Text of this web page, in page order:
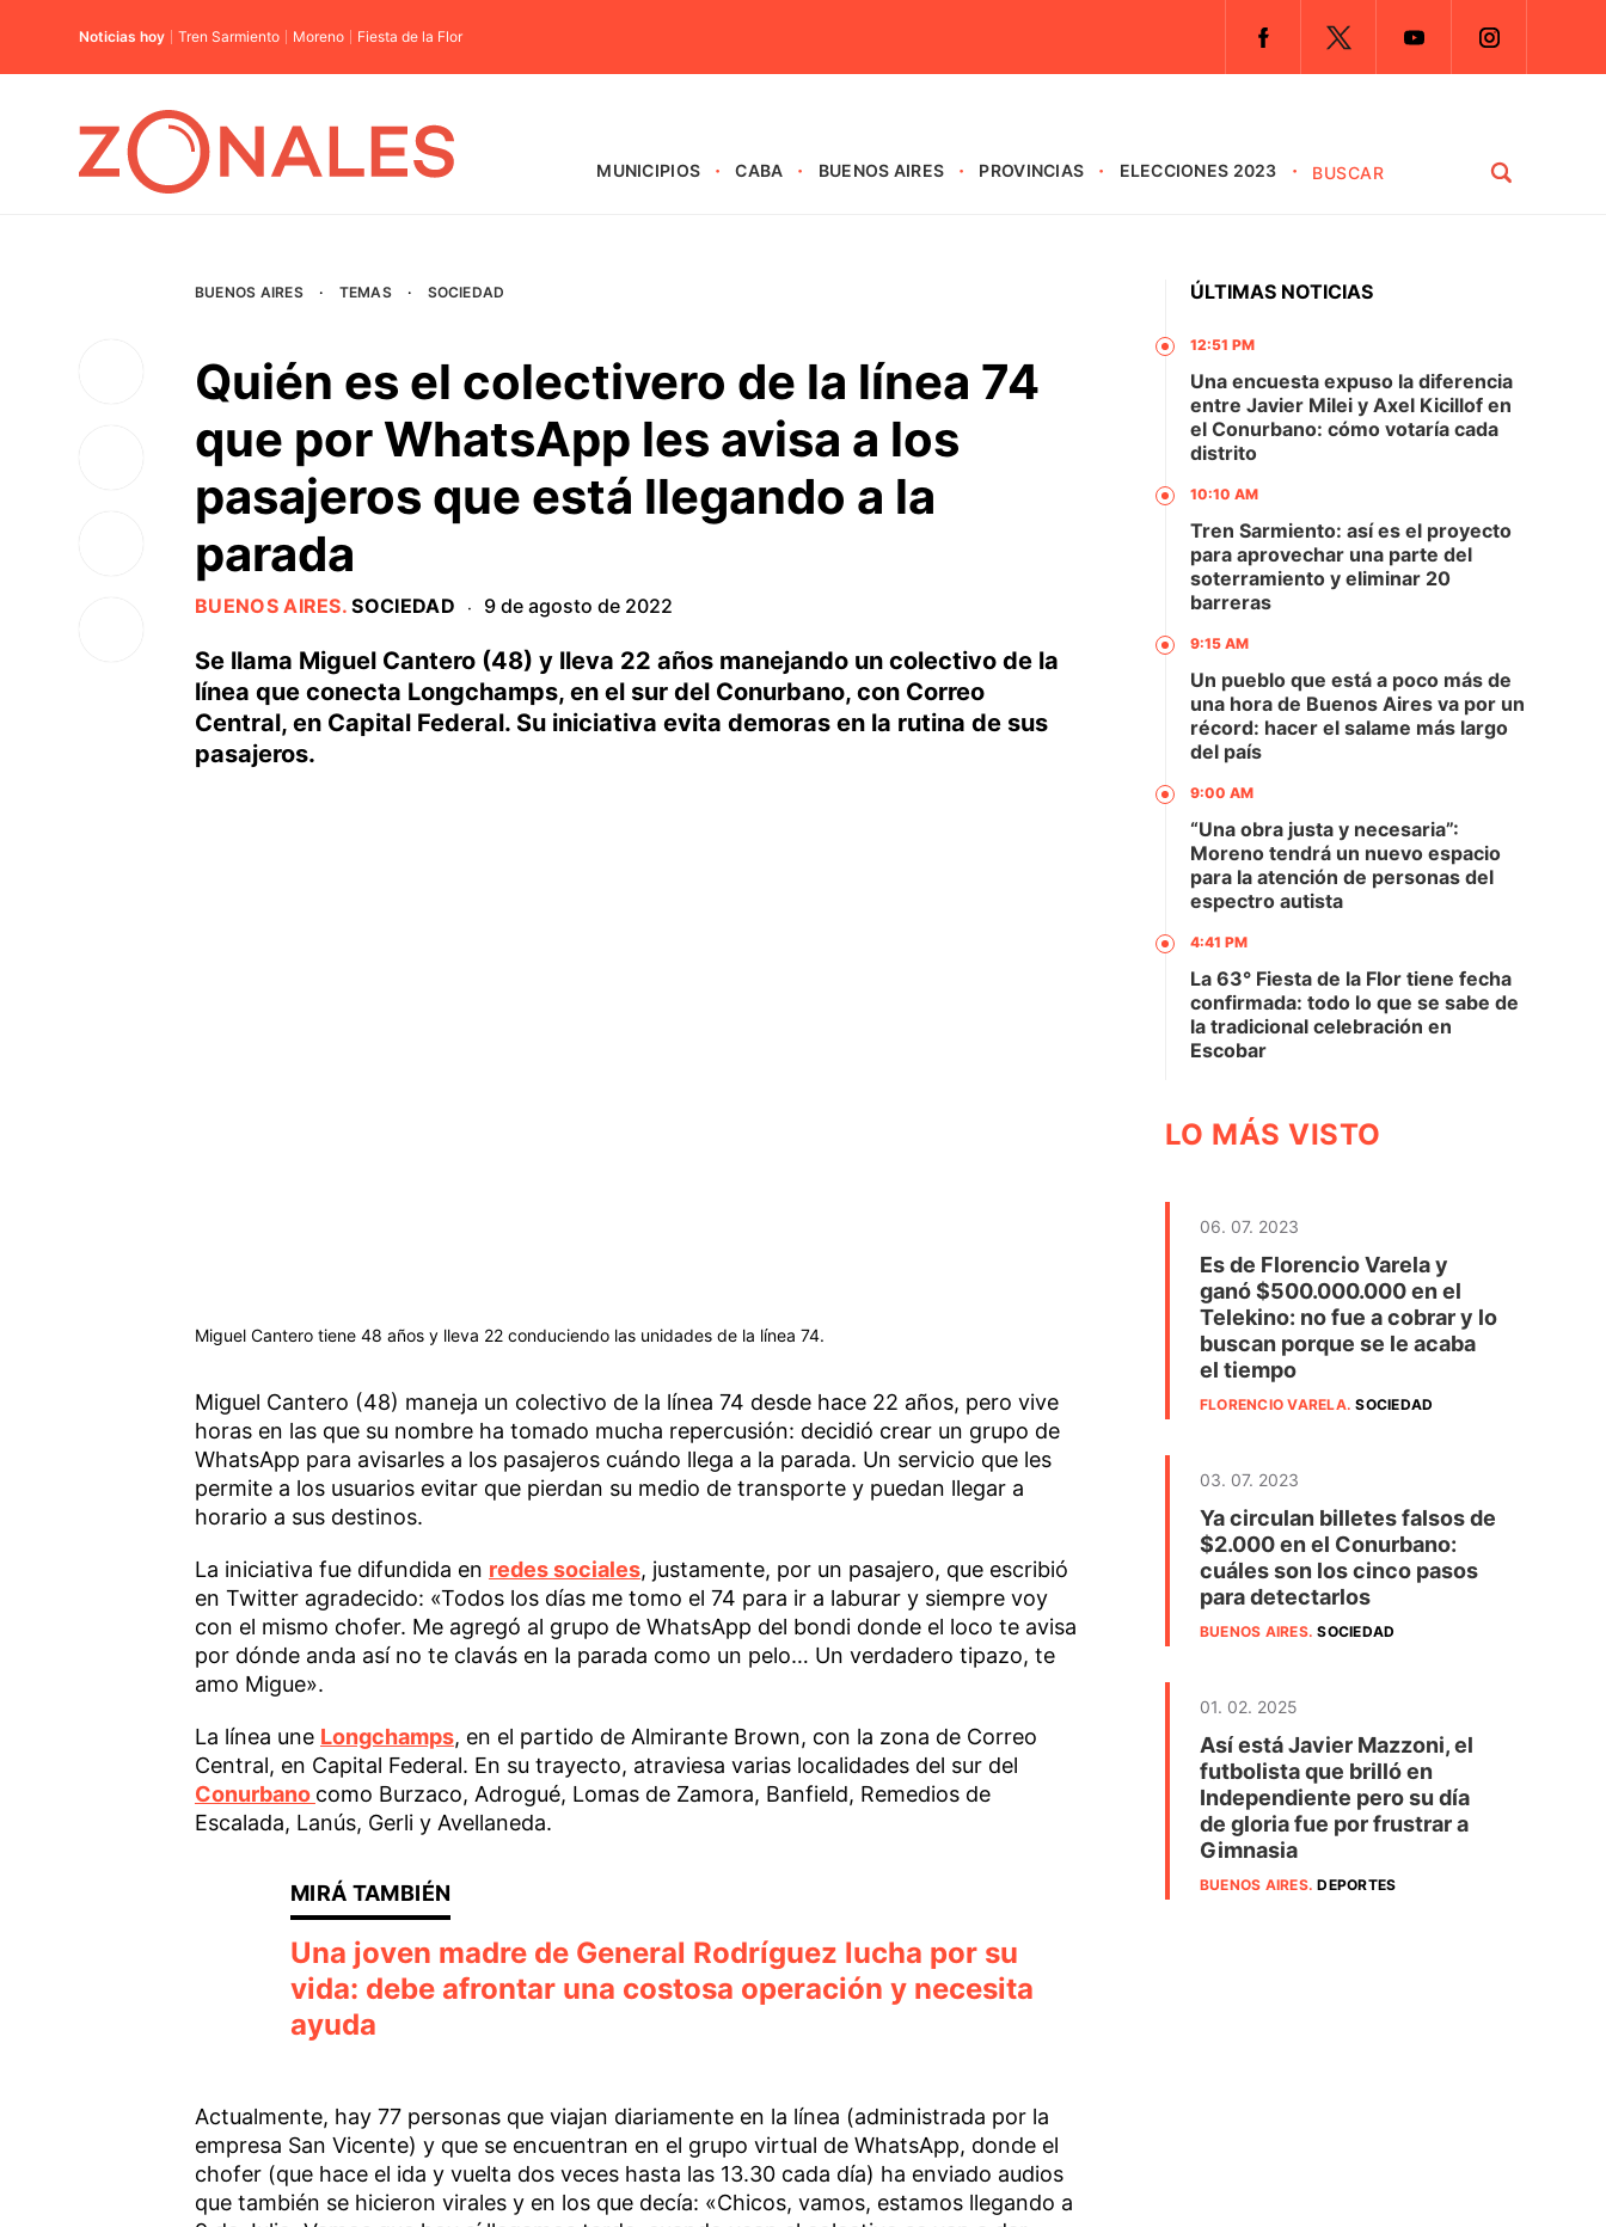
Noticias hoy Tren Sarmiento Moreno Fiesta de la Flor
MUNICIPIOS CABA BUENOS AIRES PROVINCIAS ELECCIONES 2023
BUENOS AIRES · TEMAS · SOCIEDAD
Quién es el colectivero de la línea 74
que por WhatsApp les avisa a los
pasajeros que está llegando a la
parada
BUENOS AIRES.SOCIEDAD · 9 de agosto de 2022
Se llama Miguel Cantero (48) y lleva 22 años manejando un colectivo de la
línea que conecta Longchamps, en el sur del Conurbano, con Correo
Central, en Capital Federal. Su iniciativa evita demoras en la rutina de sus
pasajeros.
Miguel Cantero tiene 48 años y lleva 22 conduciendo las unidades de la línea 74.
Miguel Cantero (48) maneja un colectivo de la línea 74 desde hace 22 años, pero vive
horas en las que su nombre ha tomado mucha repercusión: decidió crear un grupo de
WhatsApp para avisarles a los pasajeros cuándo llega a la parada. Un servicio que les
permite a los usuarios evitar que pierdan su medio de transporte y puedan llegar a
horario a sus destinos.
La iniciativa fue difundida en redes sociales, justamente, por un pasajero, que escribió
en Twitter agradecido: «Todos los días me tomo el 74 para ir a laburar y siempre voy
con el mismo chofer. Me agregó al grupo de WhatsApp del bondi donde el loco te avisa
por dónde anda así no te clavás en la parada como un pelo… Un verdadero tipazo, te
amo Migue».
La línea une Longchamps, en el partido de Almirante Brown, con la zona de Correo
Central, en Capital Federal. En su trayecto, atraviesa varias localidades del sur del
Conurbano como Burzaco, Adrogué, Lomas de Zamora, Banfield, Remedios de
Escalada, Lanús, Gerli y Avellaneda.
Una joven madre de General Rodríguez lucha por su
vida: debe afrontar una costosa operación y necesita
ayuda
Actualmente, hay 77 personas que viajan diariamente en la línea (administrada por la
empresa San Vicente) y que se encuentran en el grupo virtual de WhatsApp, donde el
chofer (que hace el ida y vuelta dos veces hasta las 13.30 cada día) ha enviado audios
que también se hicieron virales y en los que decía: «Chicos, vamos, estamos llegando a
ÚLTIMAS NOTICIAS
12:51 PM
Una encuesta expuso la diferencia
entre Javier Milei y Axel Kicillof en
el Conurbano: cómo votaría cada
distrito
10:10 AM
Tren Sarmiento: así es el proyecto
para aprovechar una parte del
soterramiento y eliminar 20
barreras
9:15 AM
Un pueblo que está a poco más de
una hora de Buenos Aires va por un
récord: hacer el salame más largo
del país
9:00 AM
“Una obra justa y necesaria”:
Moreno tendrá un nuevo espacio
para la atención de personas del
espectro autista
4:41 PM
La 63° Fiesta de la Flor tiene fecha
confirmada: todo lo que se sabe de
la tradicional celebración en
Escobar
LO MÁS VISTO
06. 07. 2023
Es de Florencio Varela y
ganó $500.000.000 en el
Telekino: no fue a cobrar y lo
buscan porque se le acaba
el tiempo
FLORENCIO VARELA.SOCIEDAD
03. 07. 2023
Ya circulan billetes falsos de
$2.000 en el Conurbano:
cuáles son los cinco pasos
para detectarlos
BUENOS AIRES.SOCIEDAD
01. 02. 2025
Así está Javier Mazzoni, el
futbolista que brilló en
Independiente pero su día
de gloria fue por frustrar a
Gimnasia
BUENOS AIRES.DEPORTES